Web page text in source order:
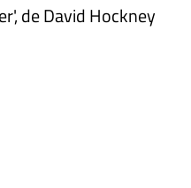
de David Hockney